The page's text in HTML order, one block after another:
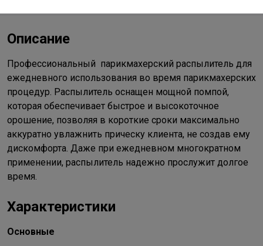
Описание
Профессиональный парикмахерский распылитель для
ежедневного использования во время парикмахерских
процедур. Распылитель оснащен мощной помпой,
которая обеспечивает быстрое и высокоточное
орошение, позволяя в короткие сроки максимально
аккуратно увлажнить прическу клиента, не создав ему
дискомфорта. Даже при ежедневном многократном
применении, распылитель надежно прослужит долгое
время.
Характеристики
Основные